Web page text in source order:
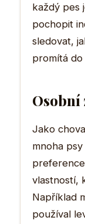
každý pes
pochopit
sledovat,
promítá do
Osobní
Jako
mnoha
vlastností,
Například
používal